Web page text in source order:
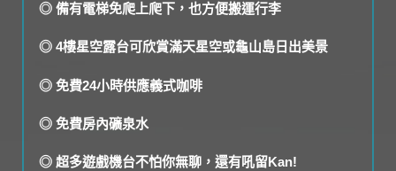
◎ 備有電梯免爬上爬下，也方便搬運行李
◎ 4樓星空露台可欣賞滿天星空或龜山島日出美景
◎ 免費24小時供應義式咖啡
◎ 免費房內礦泉水
◎ 超多遊戲機台不怕你無聊，還有吼留Kan!